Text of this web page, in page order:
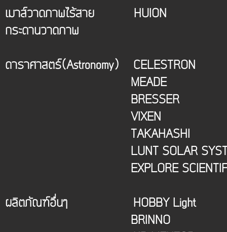
เมาส์วาดภาพไร้สาย HUION เม
กระดานวาดภาพ จอวาดภาพเ
ดาราศาสตร์(Astronomy)
MEADE กล้องโทรท
BRESSER กล้องโทรท
VIXEN กล้องโทร
TAKAHASHI กล้อง
LUNT SOLAR SYSTEMS
EXPLORE SCIENTIFIC
ผลิตภัณฑ์อื่นๆ HOBBY Light ไฟ
BRINNO กล้องบันทึกภ